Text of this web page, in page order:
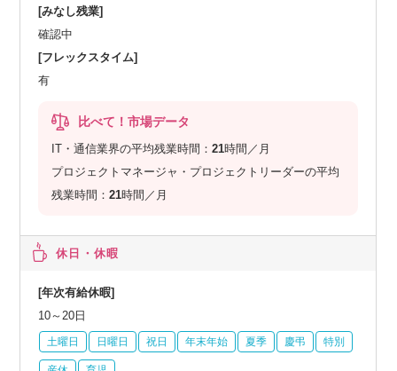
[みなし残業]
確認中
[フレックスタイム]
有
比べて！市場データ
IT・通信業界の平均残業時間：21時間／月
プロジェクトマネージャ・プロジェクトリーダーの平均
残業時間：21時間／月
休日・休暇
[年次有給休暇]
10～20日
土曜日 日曜日 祝日 年末年始 夏季 慶弔 特別